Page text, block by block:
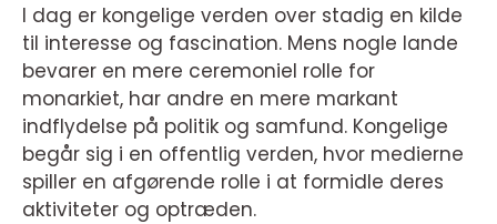
I dag er kongelige verden over stadig en kilde
til interesse og fascination. Mens nogle lande
bevarer en mere ceremoniel rolle for
monarkiet, har andre en mere markant
indflydelse på politik og samfund. Kongelige
begår sig i en offentlig verden, hvor medierne
spiller en afgørende rolle i at formidle deres
aktiviteter og optræden.